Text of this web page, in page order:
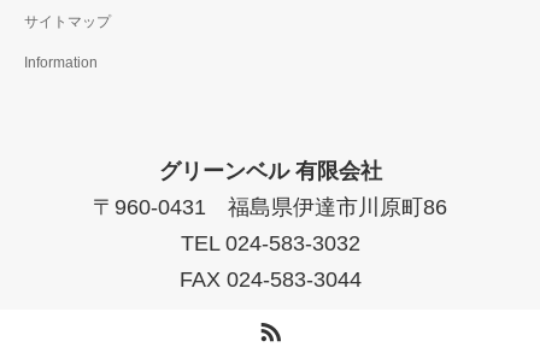
サイトマップ
Information
グリーンベル 有限会社
〒960-0431 福島県伊達市川原町86
TEL 024-583-3032
FAX 024-583-3044